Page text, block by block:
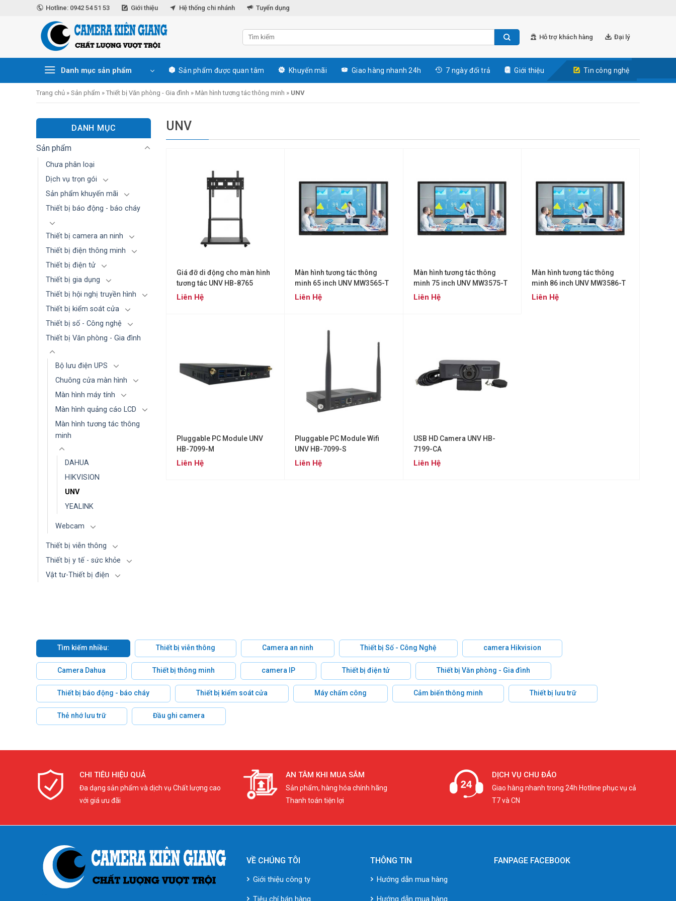
Hotline: 0942 54 51 53 Giới thiệu Hệ thống chi nhánh Tuyển dụng
Hỗ trợ khách hàng Đại lý
Danh mục sản phẩm Sản phẩm được quan tâm Khuyến mãi Giao hàng nhanh 24h 7 ngày đổi trả Giới thiệu Tin công nghệ
Trang chủ » Sản phẩm » Thiết bị Văn phòng - Gia đình » Màn hình tương tác thông minh » UNV
DANH MỤC
Sản phẩm
Chưa phân loại
Dịch vụ trọn gói
Sản phẩm khuyến mãi
Thiết bị báo động - báo cháy
Thiết bị camera an ninh
Thiết bị điện thông minh
Thiết bị điện tử
Thiết bị gia dụng
Thiết bị hội nghị truyền hình
Thiết bị kiểm soát cửa
Thiết bị số - Công nghệ
Thiết bị Văn phòng - Gia đình
Bộ lưu điện UPS
Chuông cửa màn hình
Màn hình máy tính
Màn hình quảng cáo LCD
Màn hình tương tác thông
minh
DAHUA
HIKVISION
UNV
YEALINK
Webcam
Thiết bị viễn thông
Thiết bị y tế - sức khỏe
Vật tư-Thiết bị điện
UNV
Giá đỡ di động cho màn hình
tương tác UNV HB-8765
Liên Hệ
Màn hình tương tác thông
minh 65 inch UNV MW3565-T
Liên Hệ
Màn hình tương tác thông
minh 75 inch UNV MW3575-T
Liên Hệ
Màn hình tương tác thông
minh 86 inch UNV MW3586-T
Liên Hệ
Pluggable PC Module UNV
HB-7099-M
Liên Hệ
Pluggable PC Module Wifi
UNV HB-7099-S
Liên Hệ
USB HD Camera UNV HB-
7199-CA
Liên Hệ
Tìm kiếm nhiều: Thiết bị viễn thông Camera an ninh Thiết bị Số - Công Nghệ camera Hikvision
Camera Dahua Thiết bị thông minh camera IP Thiết bị điện tử Thiết bị Văn phòng - Gia đình
Thiết bị báo động - báo cháy Thiết bị kiểm soát cửa Máy chấm công Cảm biến thông minh Thiết bị lưu trữ
Thẻ nhớ lưu trữ Đầu ghi camera
CHI TIÊU HIỆU QUẢ
Đa dạng sản phẩm và dịch vụ Chất lượng cao
với giá ưu đãi
AN TÂM KHI MUA SẮM
Sản phẩm, hàng hóa chính hãng
Thanh toán tiện lợi
DỊCH VỤ CHU ĐÁO
Giao hàng nhanh trong 24h Hotline phục vụ cả
T7 và CN
VỀ CHÚNG TÔI
Giới thiệu công ty
Tiêu chí bán hàng
THÔNG TIN
Hướng dẫn mua hàng
Hướng dẫn mua hàng
FANPAGE FACEBOOK